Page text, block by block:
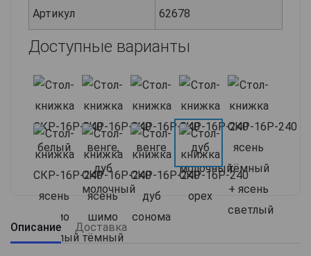
Артикул 62678
Доступные варианты
Описание Доставка